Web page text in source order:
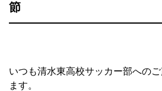
節
いつも清水東高校サッカー部への
ます。